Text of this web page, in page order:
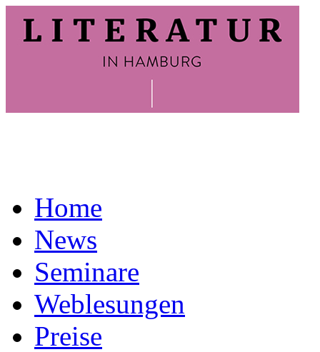
Home
News
Seminare
Weblesungen
Preise